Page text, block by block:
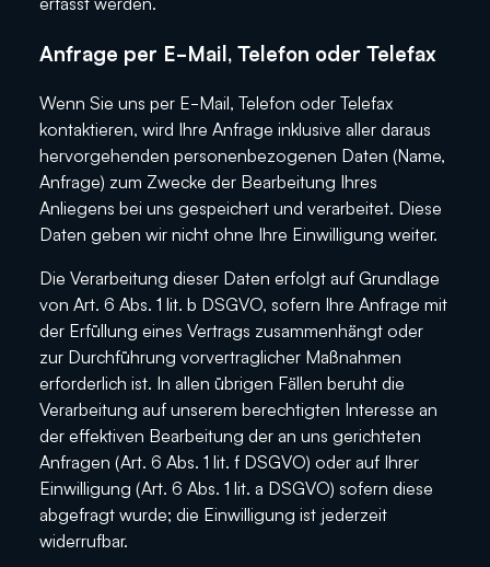
Anfrage per E-Mail, Telefon oder Telefax
Wenn Sie uns per E-Mail, Telefon oder Telefax
kontaktieren, wird Ihre Anfrage inklusive aller daraus
hervorgehenden personenbezogenen Daten (Name,
Anfrage) zum Zwecke der Bearbeitung Ihres
Anliegens bei uns gespeichert und verarbeitet. Diese
Daten geben wir nicht ohne Ihre Einwilligung weiter.
Die Verarbeitung dieser Daten erfolgt auf Grundlage
von Art. 6 Abs. 1 lit. b DSGVO, sofern Ihre Anfrage mit
der Erfüllung eines Vertrags zusammenhängt oder
zur Durchführung vorvertraglicher Maßnahmen
erforderlich ist. In allen übrigen Fällen beruht die
Verarbeitung auf unserem berechtigten Interesse an
der effektiven Bearbeitung der an uns gerichteten
Anfragen (Art. 6 Abs. 1 lit. f DSGVO) oder auf Ihrer
Einwilligung (Art. 6 Abs. 1 lit. a DSGVO) sofern diese
abgefragt wurde; die Einwilligung ist jederzeit
widerrufbar.